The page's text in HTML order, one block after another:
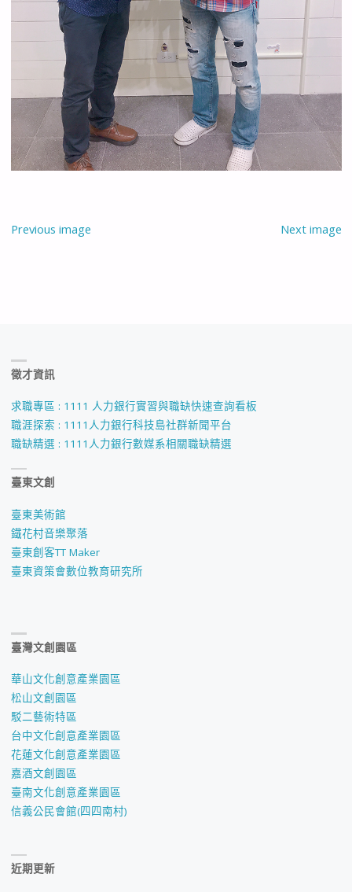
Previous image Next image
徵才資訊
求職專區 : 1111 人力銀行實習與職缺快速查詢看板
職涯探索 : 1111人力銀行科技島社群新聞平台
職缺精選 : 1111人力銀行數媒系相關職缺精選
臺東文創
臺東美術館
鐵花村音樂聚落
臺東創客TT Maker
臺東資策會數位教育研究所
臺灣文創園區
華山文化創意產業園區
松山文創園區
駁二藝術特區
台中文化創意產業園區
花蓮文化創意產業園區
嘉酒文創園區
臺南文化創意產業園區
信義公民會館(四四南村)
近期更新